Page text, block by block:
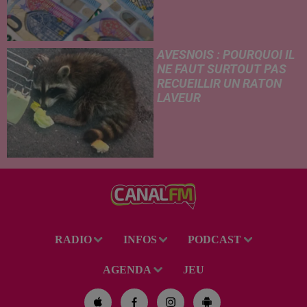
AVESNOIS : POURQUOI IL
NE FAUT SURTOUT PAS
RECUEILLIR UN RATON
LAVEUR
RADIO INFOS PODCAST
AGENDA JEU